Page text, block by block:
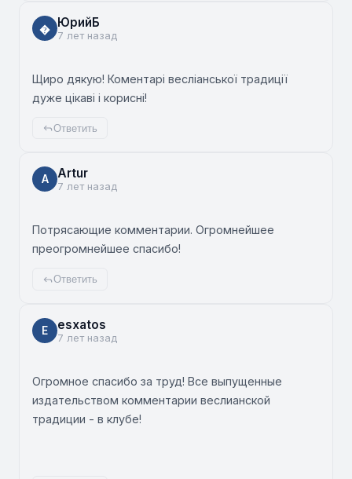
� ЮрийБ
7 лет назад
Щиро дякую! Коментарі весліанської традиції
дуже цікаві і корисні!
Ответить
A Artur
7 лет назад
Потрясающие комментарии. Огромнейшее
преогромнейшее спасибо!
Ответить
E esxatos
7 лет назад
Огромное спасибо за труд! Все выпущенные
издательством комментарии веслианской
традиции - в клубе!